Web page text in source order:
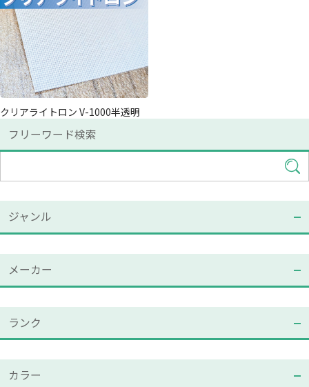
クリアライトロン V-1000半透明
フリーワード検索
ジャンル
メーカー
ランク
カラー